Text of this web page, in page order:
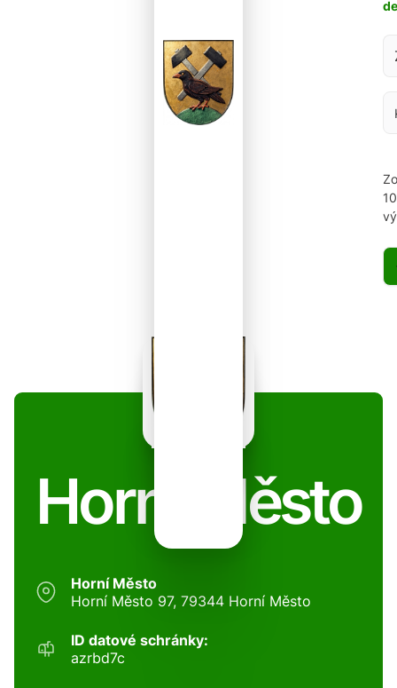
Horní Město
Horní Město
Horní Město 97, 79344 Horní Město
ID datové schránky:
azrbd7c